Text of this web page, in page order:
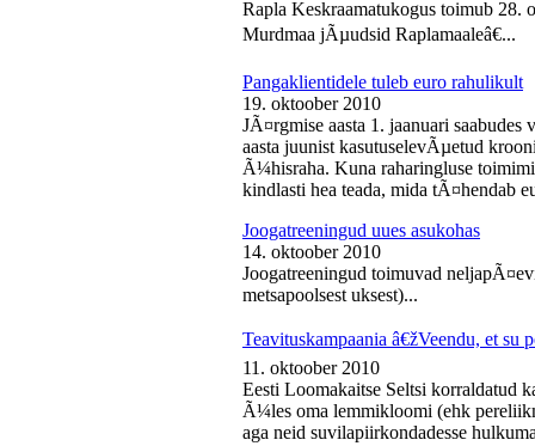
Rapla Keskraamatukogus toimub
Murdmaa jÃµudsid Raplamaaleâ€...
Pangaklientidele tuleb euro rahulikult
19. oktoober 2010
JÃ¤rgmise aasta 1. jaanuari
aasta juunist kasutuselevÃµetud
Ã¼hisraha. Kuna raharingluse
kindlasti hea teada, mida tÃ¤hendab
Joogatreeningud uues asukohas
14. oktoober 2010
Joogatreeningud toimuvad
metsapoolsest uksest)...
Teavituskampaania â€žVeendu, et su
11. oktoober 2010
Eesti Loomakaitse Seltsi korraldatud
Ã¼les oma lemmikloomi (ehk
aga neid suvilapiirkondadesse